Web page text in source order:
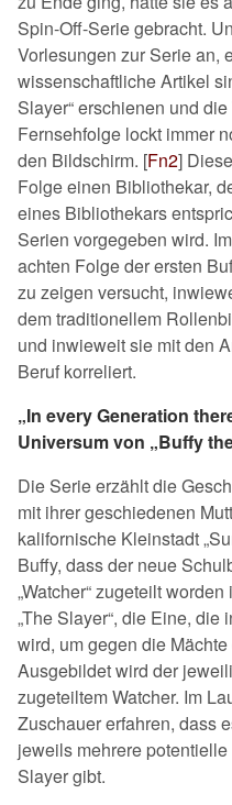
Spin-Off-Serie gebracht.
Vorlesungen zur Serie an,
wissenschaftliche Artikel
Slayer“ erschienen und
Fernsehfolge lockt immer
den Bildschirm. [Fn2]
Folge einen Bibliothekar,
eines Bibliothekars
Serien vorgegeben wird.
achten Folge der ersten
zu zeigen versucht,
dem traditionellem
und inwieweit sie mit den
Beruf korreliert.
„In every Generation
Universum von „Buffy
Die Serie erzählt die
mit ihrer geschiedenen
kalifornische Kleinstadt
Buffy, dass der neue
„Watcher“ zugeteilt
„The Slayer“, die Eine,
wird, um gegen die
Ausgebildet wird der
zugeteiltem Watcher. Im
Zuschauer erfahren, dass
jeweils mehrere
Slayer gibt.